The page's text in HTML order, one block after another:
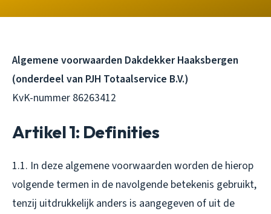
Algemene voorwaarden Dakdekker Haaksbergen
(onderdeel van PJH Totaalservice B.V.)
KvK-nummer 86263412
Artikel 1: Definities
1.1. In deze algemene voorwaarden worden de hierop
volgende termen in de navolgende betekenis gebruikt,
tenzij uitdrukkelijk anders is aangegeven of uit de